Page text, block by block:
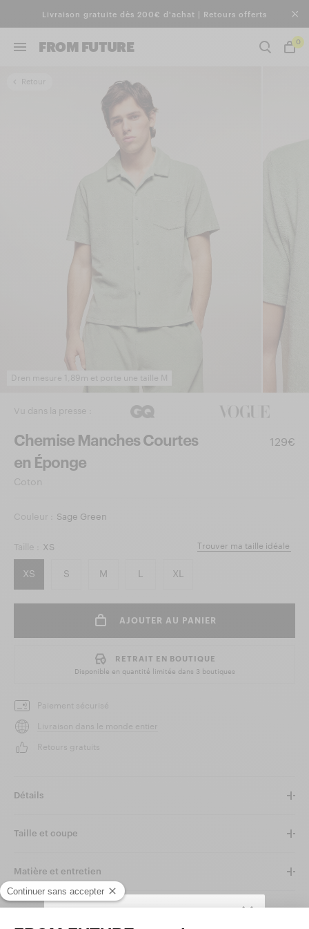
Livraison gratuite dès 200€ d'achat | Retours offerts
FROM FUTURE 0
Retour
Dren mesure 1,89m et porte une taille M
Vu dans la presse :
Chemise Manches Courtes
en Éponge
Coton
129€
Couleur : Sage Green
Taille : XS
XS S M L XL
Trouver ma taille idéale
AJOUTER AU PANIER
RETRAIT EN BOUTIQUE
Disponible en quantité limitée dans 3 boutiques
Paiement sécurisé
Livraison dans le monde entier
Retours gratuits
Détails
Taille et coupe
Matière et entretien